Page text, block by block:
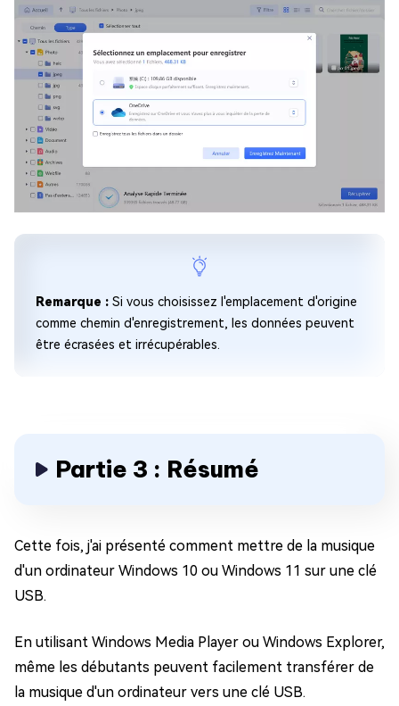
Remarque : Si vous choisissez l'emplacement d'origine
comme chemin d'enregistrement, les données peuvent
être écrasées et irrécupérables.
Partie 3 : Résumé
Cette fois, j'ai présenté comment mettre de la musique
d'un ordinateur Windows 10 ou Windows 11 sur une clé
USB.
En utilisant Windows Media Player ou Windows Explorer,
même les débutants peuvent facilement transférer de
la musique d'un ordinateur vers une clé USB.